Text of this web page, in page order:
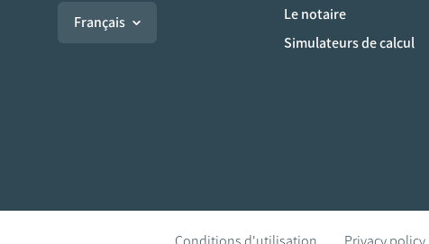
Français
Le notaire
Simulateurs de calcul